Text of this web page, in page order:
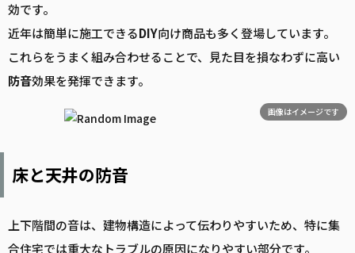
効です。
近年は簡単に施工できるDIY向け商品も多く登場しています。
これらをうまく組み合わせることで、見た目を損なわずに高い
防音効果を発揮できます。
画像はイメージです
床と天井の防音
上下階間の音は、建物構造によって伝わりやすいため、特に集
合住宅では重大なトラブルの原因になりやすい部分です。